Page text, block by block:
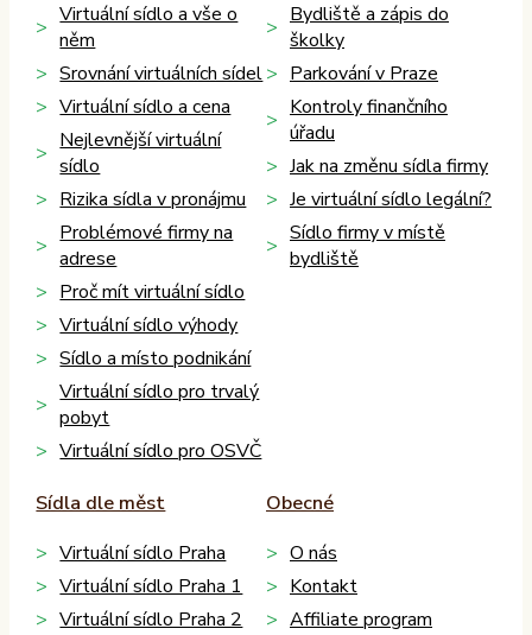
Virtuální sídlo a vše o
něm
Srovnání virtuálních sídel
Virtuální sídlo a cena
Nejlevnější virtuální
sídlo
Rizika sídla v pronájmu
Problémové firmy na
adrese
Proč mít virtuální sídlo
Virtuální sídlo výhody
Sídlo a místo podnikání
Virtuální sídlo pro trvalý
pobyt
Virtuální sídlo pro OSVČ
Bydliště a zápis do
školky
Parkování v Praze
Kontroly finančního
úřadu
Jak na změnu sídla firmy
Je virtuální sídlo legální?
Sídlo firmy v místě
bydliště
Sídla dle měst
Virtuální sídlo Praha
Virtuální sídlo Praha 1
Virtuální sídlo Praha 2
Obecné
O nás
Kontakt
Affiliate program